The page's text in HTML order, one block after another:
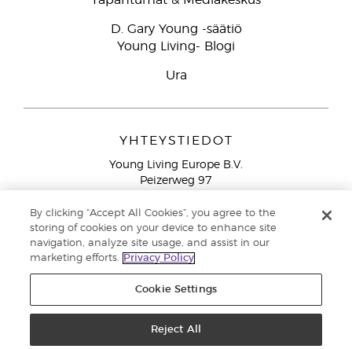
D. Gary Young -säätiö
Young Living- Blogi
Ura
YHTEYSTIEDOT
Young Living Europe B.V.
Peizerweg 97
Netherlands
Ilmainen yhteydenotto lankanumeroista Suomesta
913 239
Email: asiakaspalvelu@youngliving.com
pidätetään. |Yksityisyydensuoja
By clicking “Accept All Cookies”, you agree to the
storing of cookies on your device to enhance site
navigation, analyze site usage, and assist in our
marketing efforts.
Privacy Policy
Cookie Settings
Reject All